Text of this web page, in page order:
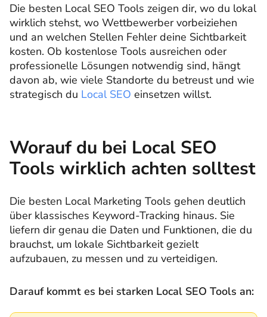
Die besten Local SEO Tools zeigen dir, wo du lokal
wirklich stehst, wo Wettbewerber vorbeiziehen
und an welchen Stellen Fehler deine Sichtbarkeit
kosten. Ob kostenlose Tools ausreichen oder
professionelle Lösungen notwendig sind, hängt
davon ab, wie viele Standorte du betreust und wie
strategisch du Local SEO einsetzen willst.
Worauf du bei Local SEO
Tools wirklich achten solltest
Die besten Local Marketing Tools gehen deutlich
über klassisches Keyword-Tracking hinaus. Sie
liefern dir genau die Daten und Funktionen, die du
brauchst, um lokale Sichtbarkeit gezielt
aufzubauen, zu messen und zu verteidigen.
Darauf kommt es bei starken Local SEO Tools an: